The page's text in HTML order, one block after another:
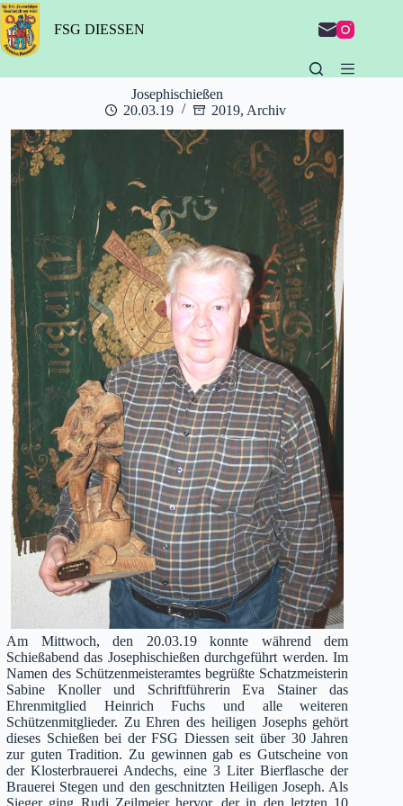
Zum
Inhalt
springen
FSG DIESSEN
Josephischießen
20.03.19
2019, Archiv
Am Mittwoch, den 20.03.19 konnte während dem
Schießabend das Josephischießen durchgeführt werden. Im
Namen des Schützenmeisteramtes begrüßte Schatzmeisterin
Sabine Knoller und Schriftführerin Eva Stainer das
Ehrenmitglied Heinrich Fuchs und alle weiteren
Schützenmitglieder. Zu Ehren des heiligen Josephs gehört
dieses Schießen bei der FSG Diessen seit über 30 Jahren
zur guten Tradition. Zu gewinnen gab es Gutscheine von
der Klosterbrauerei Andechs, eine 3 Liter Bierflasche der
Brauerei Stegen und den geschnitzten Heiligen Joseph. Als
Sieger ging Rudi Zeilmeier hervor, der in den letzten 10